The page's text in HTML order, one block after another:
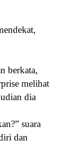
berkata,
melihat
dia
suara
dan